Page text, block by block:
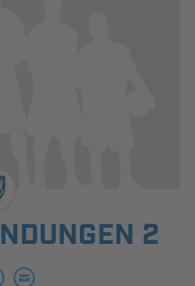
SPIELPLUS
2